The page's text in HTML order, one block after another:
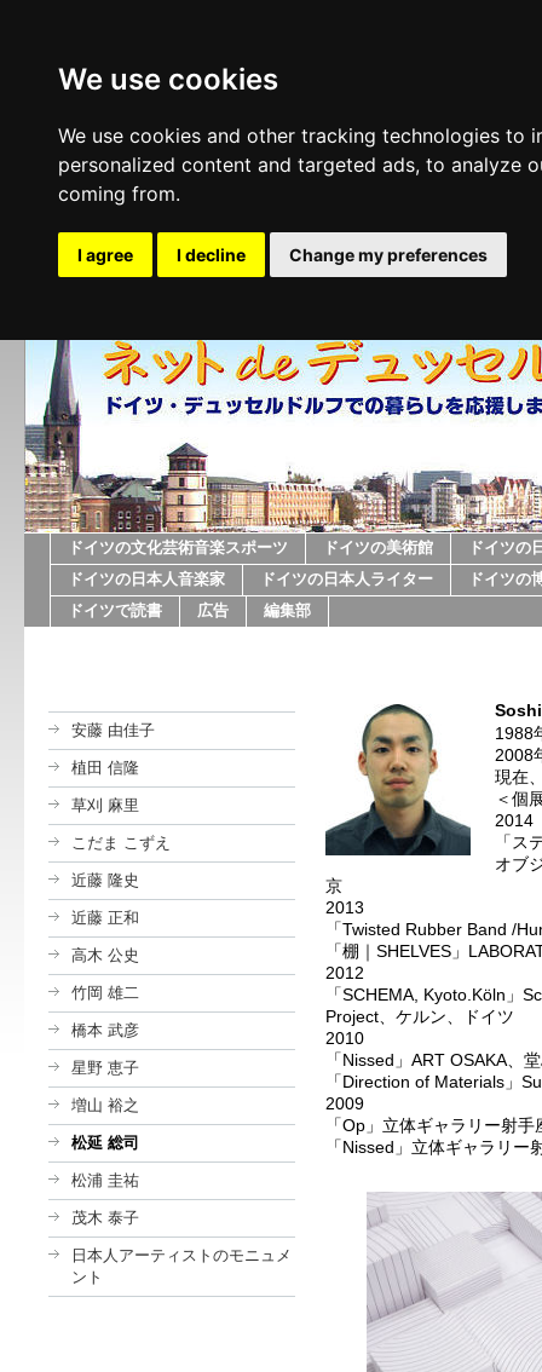
We use cookies
We use cookies and other tracking technologies
personalized content and targeted ads, to analyze
coming from.
I agree I decline Change my preferences
ドイツの文化芸術音楽スポーツ ドイツの美術館
ドイツの
ドイツの日本人音楽家
ドイツの日本人ライター
ドイツの
ドイツで読書
広告 編集部
安藤 由佳子
植田 信隆
草刈 麻里
こだま こずえ
近藤 隆史
近藤 正和
高木 公史
竹岡 雄二
橋本 武彦
星野 恵子
増山 裕之
松延 総司
松浦 圭祐
茂木 泰子
日本人アーティストのモニュメ
ント
1988
2008
現在
＜個
2014
「ス
オブ
京
2013
「Twisted Rubber Band /
「棚｜SHELVES」
2012
「SCHEMA, Kyoto.Köln」
Project、ケルン、ドイツ
2010
「Nissed」ART OSAKA、
「Direction of Materials」
2009
「Op」立体ギャラリー射手
「Nissed」立体ギャラリー